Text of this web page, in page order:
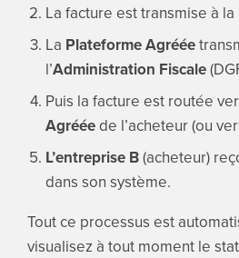
La facture est transmise à la
La Plateforme Agréée
l’Administration Fiscale
Puis la facture est routée
Agrééede l’acheteur (ou
L’entreprise B(acheteur)
dans son système.
Tout ce processus est
visualisez à tout moment le